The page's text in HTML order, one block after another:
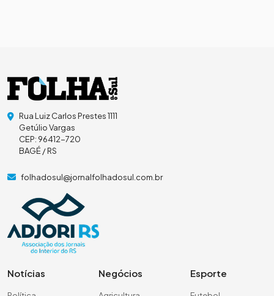
Rua Luiz Carlos Prestes 1111
Getúlio Vargas
CEP: 96412-720
BAGÉ / RS
folhadosul@jornalfolhadosul.com.br
Notícias Negócios Esporte